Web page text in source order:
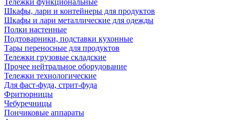
Тележки функциональные
Шкафы, лари и контейнеры для продуктов
Шкафы и лари металлические для одежды
Полки настенные
Подтоварники, подставки кухонные
Тары переносные для продуктов
Тележки грузовые складские
Прочее нейтральное оборудование
Тележки технологические
Для фаст-фуда, стрит-фуда
Фритюрницы
Чебуречницы
Пончиковые аппараты